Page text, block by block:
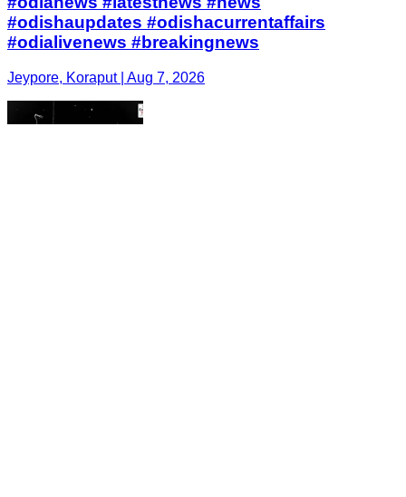
#odishaupdates #odishacurrentaffairs
#odialivenews #breakingnews
Jeypore, Koraput | Aug 7, 2026